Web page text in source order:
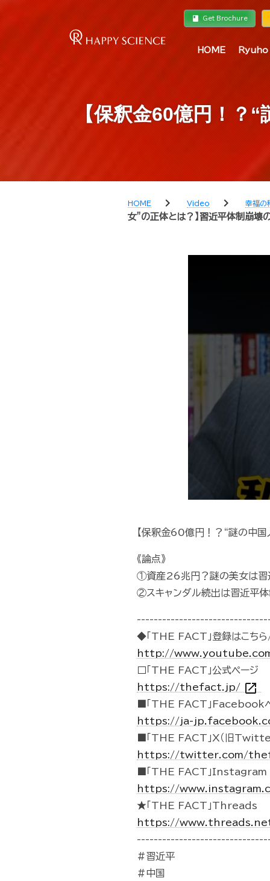
book Get Brochure
HOME
【保釈金60億円！？
HOME chevron_right Video chevron_right 幸福の
女”の正体とは？】習近平体制崩壊
【保釈金60億円！？“謎の中
《論点》
①資産26兆円？謎の美女は習
②スキャンダル続出は習近平
◆「THE FACT」登録はこ
http://
□「THE FACT」公式ページ
https://thefact.jp/ open_in_new
■「THE FACT」Facebook
https://ja-
■「THE FACT」X（旧
https://twitter.com/
■「THE FACT」Instagram
https://
★「THE FACT」Threads
https://
#習近平
#中国